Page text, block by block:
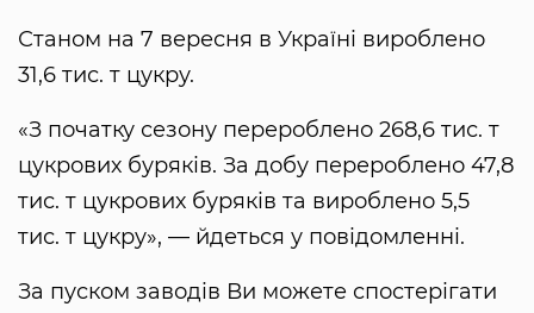
Станом на 7 вересня в Україні вироблено
31,6 тис. т цукру.
«З початку сезону перероблено 268,6 тис. т
цукрових буряків. За добу перероблено 47,8
тис. т цукрових буряків та вироблено 5,5
тис. т цукру», — йдеться у повідомленні.
За пуском заводів Ви можете спостерігати